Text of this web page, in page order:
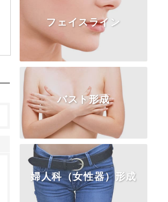
TOP 糸リフト
ボトックス
ヒアルロン酸
フェイスリフト
フェイスライン
TOP 頬・顎の脂肪
アゴの整形
エラ・頬骨
バスト形成
TOP 乳房挙上・縮小
乳頭・乳輪
女性化乳房
婦人科（女性器）形成